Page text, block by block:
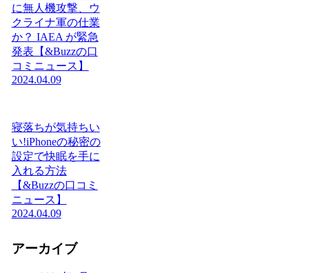
に無人機攻撃、ウ
クライナ軍の仕業
か？ IAEA が緊急
発表【&Buzzの口
コミニュース】
2024.04.09
寝落ちが気持ちい
い!iPhoneの秘密の
設定で快眠を手に
入れる方法
【&Buzzの口コミ
ニュース】
2024.04.09
アーカイブ